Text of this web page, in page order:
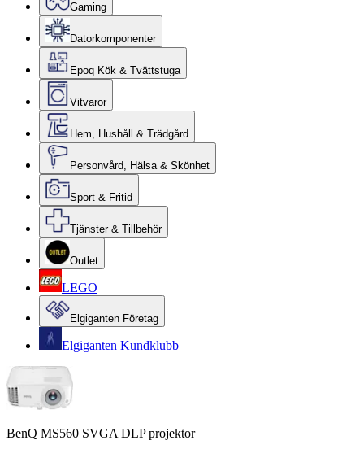
Gaming
Datorkomponenter
Epoq Kök & Tvättstuga
Vitvaror
Hem, Hushåll & Trädgård
Personvård, Hälsa & Skönhet
Sport & Fritid
Tjänster & Tillbehör
Outlet
LEGO
Elgiganten Företag
Elgiganten Kundklubb
BenQ MS560 SVGA DLP projektor